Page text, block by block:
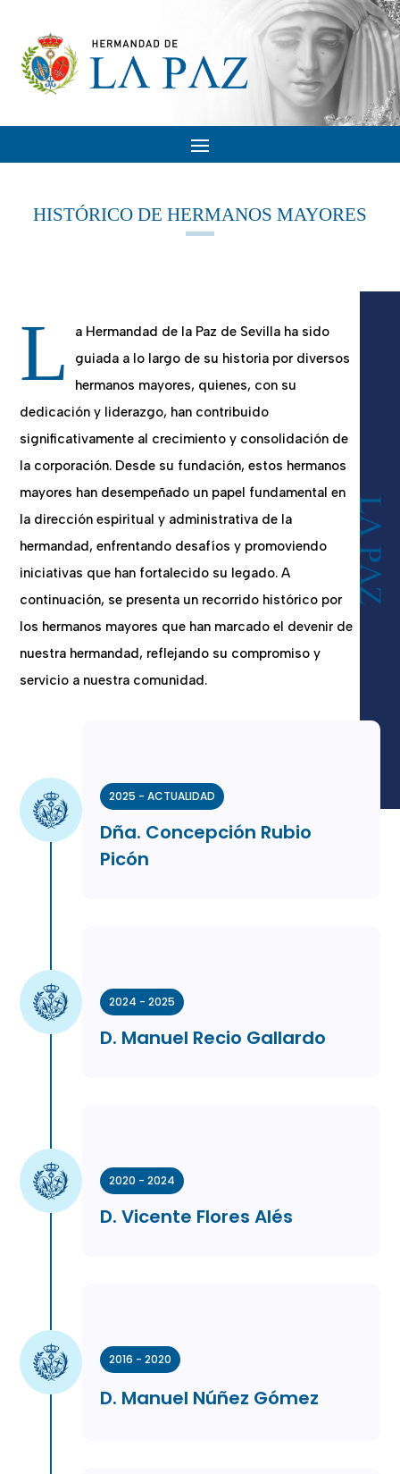
HISTÓRICO DE HERMANOS MAYORES
L
a Hermandad de la Paz de Sevilla ha sido
guiada a lo largo de su historia por diversos
hermanos mayores, quienes, con su
dedicación y liderazgo, han contribuido
significativamente al crecimiento y consolidación de
la corporación. Desde su fundación, estos hermanos
mayores han desempeñado un papel fundamental en
la dirección espiritual y administrativa de la
hermandad, enfrentando desafíos y promoviendo
iniciativas que han fortalecido su legado. A
continuación, se presenta un recorrido histórico por
los hermanos mayores que han marcado el devenir de
nuestra hermandad, reflejando su compromiso y
servicio a nuestra comunidad.
2025 - ACTUALIDAD
Dña. Concepción Rubio
Picón
2024 - 2025
D. Manuel Recio Gallardo
2020 - 2024
D. Vicente Flores Alés
2016 - 2020
D. Manuel Núñez Gómez